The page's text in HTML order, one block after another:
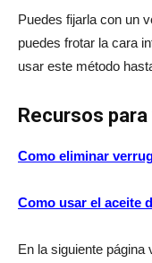
Puedes fijarla con un
puedes frotar la cara
usar este método
Recursos
Como eliminar
Como usar el aceite
En la siguiente